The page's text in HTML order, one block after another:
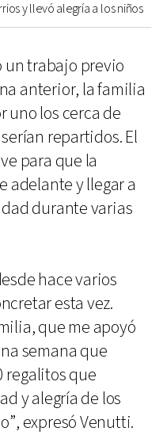
y llevó alegría a los niños
un trabajo previo
anterior, la familia
uno los cerca de
repartidos. El
para que la
adelante y llegar a
durante varias
hace varios
esta vez.
que me apoyó
semana que
regalitos que
y alegría de los
expresó Venutti.